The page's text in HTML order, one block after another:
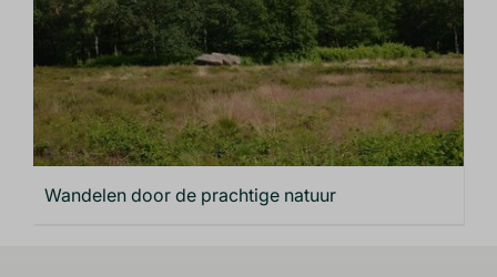
Wandelen door de prachtige natuur